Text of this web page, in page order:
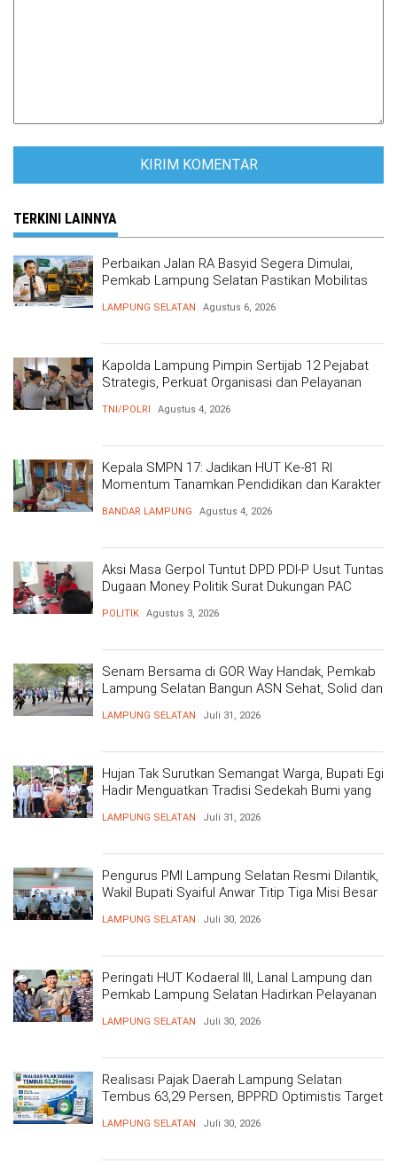
TERKINI LAINNYA
Perbaikan Jalan RA Basyid Segera Dimulai,
Pemkab Lampung Selatan Pastikan Mobilitas
LAMPUNG SELATAN Agustus 6, 2026
Kapolda Lampung Pimpin Sertijab 12 Pejabat
Strategis, Perkuat Organisasi dan Pelayanan
TNI/POLRI Agustus 4, 2026
Kepala SMPN 17: Jadikan HUT Ke-81 RI
Momentum Tanamkan Pendidikan dan Karakter
BANDAR LAMPUNG Agustus 4, 2026
Aksi Masa Gerpol Tuntut DPD PDI-P Usut Tuntas
Dugaan Money Politik Surat Dukungan PAC
POLITIK Agustus 3, 2026
Senam Bersama di GOR Way Handak, Pemkab
Lampung Selatan Bangun ASN Sehat, Solid dan
LAMPUNG SELATAN Juli 31, 2026
Hujan Tak Surutkan Semangat Warga, Bupati Egi
Hadir Menguatkan Tradisi Sedekah Bumi yang
LAMPUNG SELATAN Juli 31, 2026
Pengurus PMI Lampung Selatan Resmi Dilantik,
Wakil Bupati Syaiful Anwar Titip Tiga Misi Besar
LAMPUNG SELATAN Juli 30, 2026
Peringati HUT Kodaeral III, Lanal Lampung dan
Pemkab Lampung Selatan Hadirkan Pelayanan
LAMPUNG SELATAN Juli 30, 2026
Realisasi Pajak Daerah Lampung Selatan
Tembus 63,29 Persen, BPPRD Optimistis Target
LAMPUNG SELATAN Juli 30, 2026